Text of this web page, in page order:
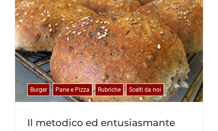
Il metodico ed entusiasmante
Burger Pane e Pizza Rubriche Scelti da noi